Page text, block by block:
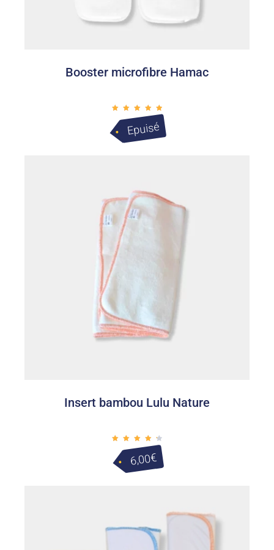
Booster microfibre Hamac
Note
sur 5
Epuisé
Insert bambou Lulu Nature
Note
4.50
sur 5
6,00€